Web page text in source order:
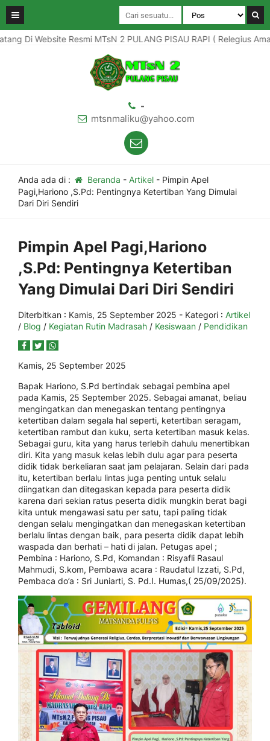
Di Website Resmi MTsN 2 PULANG PISAU RAPI ( Relegius Aman
-
mtsnmaliku@yahoo.com
Anda ada di : Beranda - Artikel- Pimpin Apel
Pagi,Hariono ,S.Pd: Pentingnya Ketertiban Yang Dimulai
Dari Diri Sendiri
Pimpin Apel Pagi,Hariono
,S.Pd: Pentingnya Ketertiban
Yang Dimulai Dari Diri Sendiri
Diterbitkan : Kamis, 25 September 2025 - Kategori : Artikel
/ Blog / Kegiatan Rutin Madrasah / Kesiswaan / Pendidikan
Kamis, 25 September 2025
Bapak Hariono, S.Pd bertindak sebagai pembina apel
pada Kamis, 25 September 2025. Sebagai amanat, beliau
mengingatkan dan menegaskan tentang pentingnya
ketertiban dalam segala hal seperti, ketertiban seragam,
ketertiban rambut dan kuku, serta ketertiban masuk kelas.
Sebagai guru, kita yang harus terlebih dahulu menertibkan
diri. Kita yang masuk kelas lebih dulu agar para peserta
didik tidak berkeliaran saat jam pelajaran. Selain dari pada
itu, ketertiban berlalu lintas juga penting untuk selalu
diingatkan dan ditegaskan kepada para peserta didik
karena dari sekian ratus peserta didik mungkin berat bagi
kita untuk mengawasi satu per satu, tapi paling tidak
dengan selalu mengingatkan dan menegaskan ketertiban
berlalu lintas dengan baik, para peserta didik dapat lebih
waspada dan berhati – hati di jalan. Petugas apel ;
Pembina : Hariono, S.Pd, Komandan : Risyafli Rasaul
Mahmudi, S.kom, Pembawa acara : Raudatul Izzati, S.Pd,
Pembaca do’a : Sri Juniarti, S. Pd.I. Humas,( 25/09/2025).